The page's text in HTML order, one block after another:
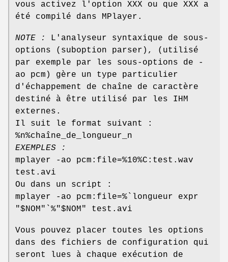
vous activez l'option XXX ou que XXX a
été compilé dans MPlayer.
NOTE :
L'analyseur syntaxique de sous-
options (suboption parser), (utilisé
par exemple par les sous-options de -
ao pcm) gère un type particulier
d'échappement de chaîne de caractère
destiné à être utilisé par les IHM
externes.
Il suit le format suivant :
%n%chaîne_de_longueur_n
EXEMPLES :
mplayer -ao pcm:file=%10%C:test.wav
test.avi
Ou dans un script :
mplayer -ao pcm:file=%`longueur expr
"$NOM"`%"$NOM" test.avi
Vous pouvez placer toutes les options
dans des fichiers de configuration qui
seront lues à chaque exécution de